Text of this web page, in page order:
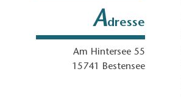
Adresse
Am Hintersee 55
15741 Bestensee